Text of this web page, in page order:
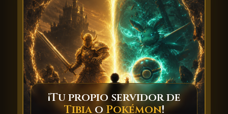
¡Tu propio servidor de
Tibiao Pokémon!